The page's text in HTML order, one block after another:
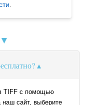
.
TIFF с помощью
наш сайт, выберите